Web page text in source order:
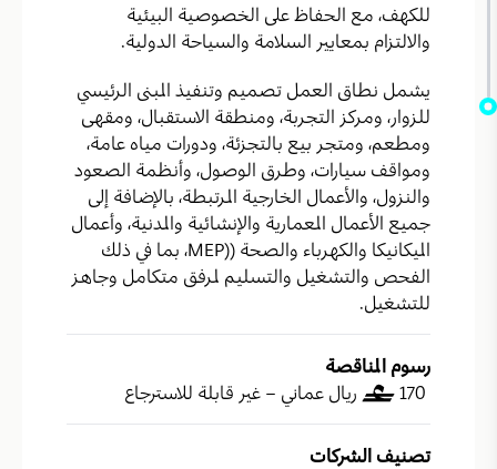
للكهف، مع الحفاظ على الخصوصية البيئية
والالتزام بمعايير السلامة والسياحة الدولية.
يشمل نطاق العمل تصميم وتنفيذ المبنى الرئيسي
للزوار، ومركز التجربة، ومنطقة الاستقبال، ومقهى
ومطعم، ومتجر بيع بالتجزئة، ودورات مياه عامة،
ومواقف سيارات، وطرق الوصول، وأنظمة الصعود
والنزول، والأعمال الخارجية المرتبطة، بالإضافة إلى
جميع الأعمال المعمارية والإنشائية والمدنية، وأعمال
الميكانيكا والكهرباء والصحة ((MEP، بما في ذلك
الفحص والتشغيل والتسليم لمرفق متكامل وجاهز
للتشغيل.
رسوم المناقصة
ريال عماني – غير قابلة للاسترجاع
تصنيف الشركات